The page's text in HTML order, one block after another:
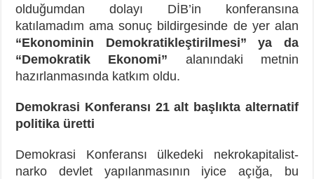
olduğumdan dolayı DİB’in konferansına
katılamadım ama sonuç bildirgesinde de yer alan
“Ekonominin Demokratikleştirilmesi” ya da
“Demokratik Ekonomi” alanındaki metnin
hazırlanmasında katkım oldu.
Demokrasi Konferansı 21 alt başlıkta alternatif
politika üretti
Demokrasi Konferansı ülkedeki nekrokapitalist-
narko devlet yapılanmasının iyice açığa, bu